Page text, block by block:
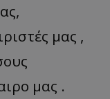
μας ,
μας .